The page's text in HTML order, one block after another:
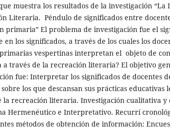
muestra los resultados de la investigación “La
Literaria. Péndulo de significados entre
primaria” El problema de investigación fue el
en los significados, a través de los cuales los
vespertinas interpretan el objeto de
a través de la recreación literaria? El objetivo
fue: Interpretar los significados de docentes
los que descansan sus prácticas educativas
la recreación literaria. Investigación cualitativa y
Hermenéutico e Interpretativo. Recurrí
métodos de obtención de información: